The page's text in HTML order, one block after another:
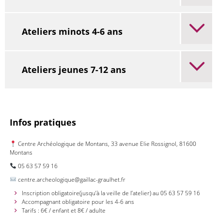
Ateliers minots 4-6 ans
Ateliers jeunes 7-12 ans
Infos pratiques
Centre Archéologique de Montans, 33 avenue Elie Rossignol, 81600
Montans
05 63 57 59 16
centre.archeologique@gaillac-graulhet.fr
Inscription obligatoire(jusqu’à la veille de l’atelier) au 05 63 57 59 16
Accompagnant obligatoire pour les 4-6 ans
Tarifs : 6€ / enfant et 8€ / adulte